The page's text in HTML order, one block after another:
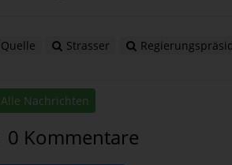
Quelle Strasser
Alle Nachrichten
0 Kommentare